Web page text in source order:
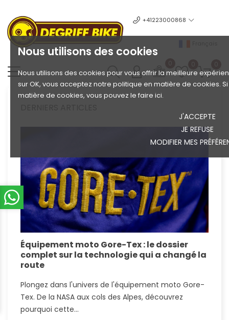
Nous utilisons des cookies
Nous utilisons des cookies pour vous offrir la meilleure
sur OK, vous acceptez notre politique en matière de cookies.
matière de cookies, vous pouvez le faire ici.
J'ACCEPTE
JE REFUSE
MODIFIER MES
+41223000868
Équipement moto Gore-Tex : le dossier
complet sur la technologie qui a changé la
route
Plongez dans l'univers de l'équipement moto Gore-
Tex. De la NASA aux cols des Alpes, découvrez
pourquoi cette...